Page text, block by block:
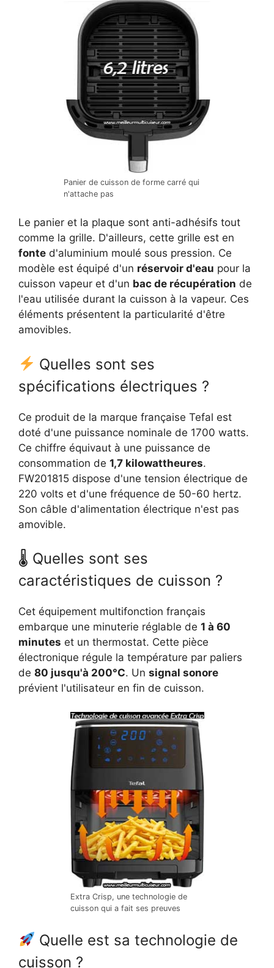
Panier de cuisson de forme carré qui
n'attache pas
Le panier et la plaque sont anti-adhésifs tout
comme la grille. D'ailleurs, cette grille est en
fonte d'aluminium moulé sous pression. Ce
modèle est équipé d'un réservoir d'eau pour la
cuisson vapeur et d'un bac de récupération de
l'eau utilisée durant la cuisson à la vapeur. Ces
éléments présentent la particularité d'être
amovibles.
Quelles sont ses
spécifications électriques ?
Ce produit de la marque française Tefal est
doté d'une puissance nominale de 1700 watts.
Ce chiffre équivaut à une puissance de
consommation de 1,7 kilowattheures.
FW201815 dispose d'une tension électrique de
220 volts et d'une fréquence de 50-60 hertz.
Son câble d'alimentation électrique n'est pas
amovible.
🌡 Quelles sont ses
caractéristiques de cuisson ?
Cet équipement multifonction français
embarque une minuterie réglable de 1 à 60
minutes et un thermostat. Cette pièce
électronique régule la température par paliers
de 80 jusqu'à 200°C. Un signal sonore
prévient l'utilisateur en fin de cuisson.
Extra Crisp, une technologie de
cuisson qui a fait ses preuves
Quelle est sa technologie de
cuisson ?